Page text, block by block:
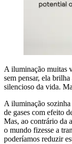
A iluminação muitas
sem pensar, ela
silencioso da vida.
A iluminação sozinha
de gases com efeito
Mas, ao contrário da
o mundo fizesse a
poderíamos reduzir